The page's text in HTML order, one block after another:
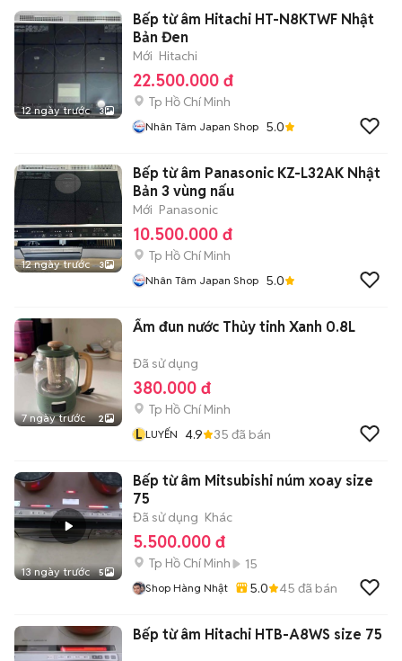
12 ngày trước 3
Bếp từ âm Hitachi HT-N8KTWF Nhật
Bản Đen
Mới Hitachi
22.500.000 đ
Tp Hồ Chí Minh
Nhân Tâm Japan Shop 5.0
12 ngày trước 3
Bếp từ âm Panasonic KZ-L32AK Nhật
Bản 3 vùng nấu
Mới Panasonic
10.500.000 đ
Tp Hồ Chí Minh
Nhân Tâm Japan Shop 5.0
7 ngày trước 2
Ấm đun nước Thủy tinh Xanh 0.8L
Đã sử dụng
380.000 đ
Tp Hồ Chí Minh
L LUYẾN 4.9 35 đã bán
13 ngày trước 5
Bếp từ âm Mitsubishi núm xoay size
75
Đã sử dụng Khác
5.500.000 đ
Tp Hồ Chí Minh 15
Shop Hàng Nhật 5.0 45 đã bán
Bếp từ âm Hitachi HTB-A8WS size 75